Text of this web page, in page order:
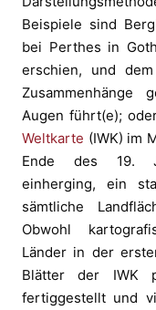
Beispiele sind
bei Perthes in
erschien, und
Zusammenhänge
Augen führt(e);
Weltkarte (IWK) im
Ende des 19.
einherging, ein
sämtliche
Obwohl
Länder in der
Blätter der IWK
fertiggestellt und